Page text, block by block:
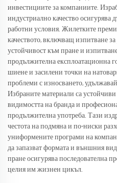
инвестициите за компаниите.
индустриално качество осигурява
работни условия. Жилетките
качеството, включващ изпитване
устойчивост към пране и изпитване
продължителна експлоатационна
шиене и засилени точки на
проблеми с износването,
Избраните материали са
видимостта на бранда и
продължителна употреба. Тази
честота на подмяна и по-ниски
униформените програми на
да запазват формата и външния
пране осигурява последователна
целия им жизнен цикъл.